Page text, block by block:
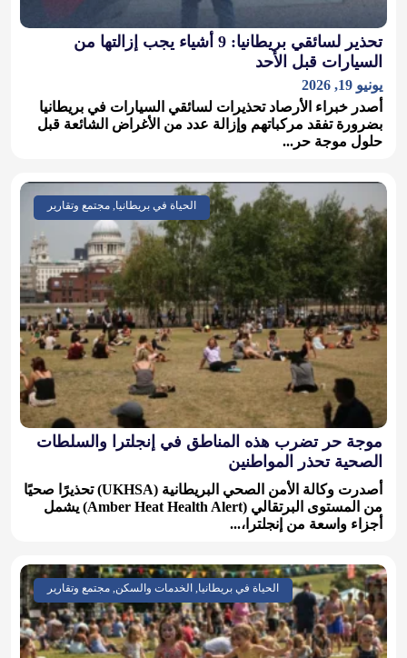
تحذير لسائقي بريطانيا: 9 أشياء يجب إزالتها من
السيارات قبل الأحد
يونيو 19, 2026
أصدر خبراء الأرصاد تحذيرات لسائقي السيارات في بريطانيا
بضرورة تفقد مركباتهم وإزالة عدد من الأغراض الشائعة قبل
حلول موجة حر...
الحياة في بريطانيا, مجتمع وتقارير
موجة حر تضرب هذه المناطق في إنجلترا والسلطات
الصحية تحذر المواطنين
أصدرت وكالة الأمن الصحي البريطانية (UKHSA) تحذيرًا صحيًا
من المستوى البرتقالي (Amber Heat Health Alert) يشمل
أجزاء واسعة من إنجلترا،...
الحياة في بريطانيا, الخدمات والسكن, مجتمع وتقارير